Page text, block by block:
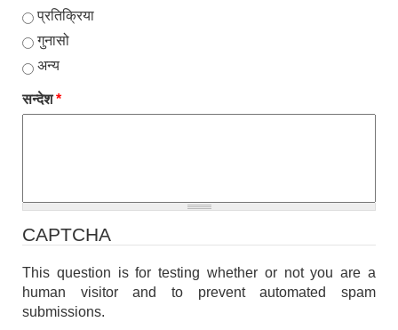
प्रतिक्रिया
गुनासो
अन्य
सन्देश*
CAPTCHA
This question is for testing whether or not you are a
human visitor and to prevent automated spam
submissions.